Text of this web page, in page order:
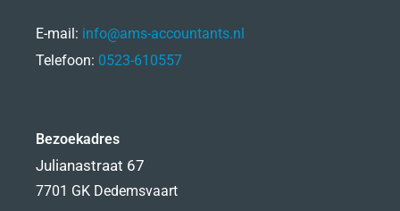
E-mail: info@ams-accountants.nl
Telefoon: 0523-610557
Bezoekadres
Julianastraat 67
7701 GK Dedemsvaart